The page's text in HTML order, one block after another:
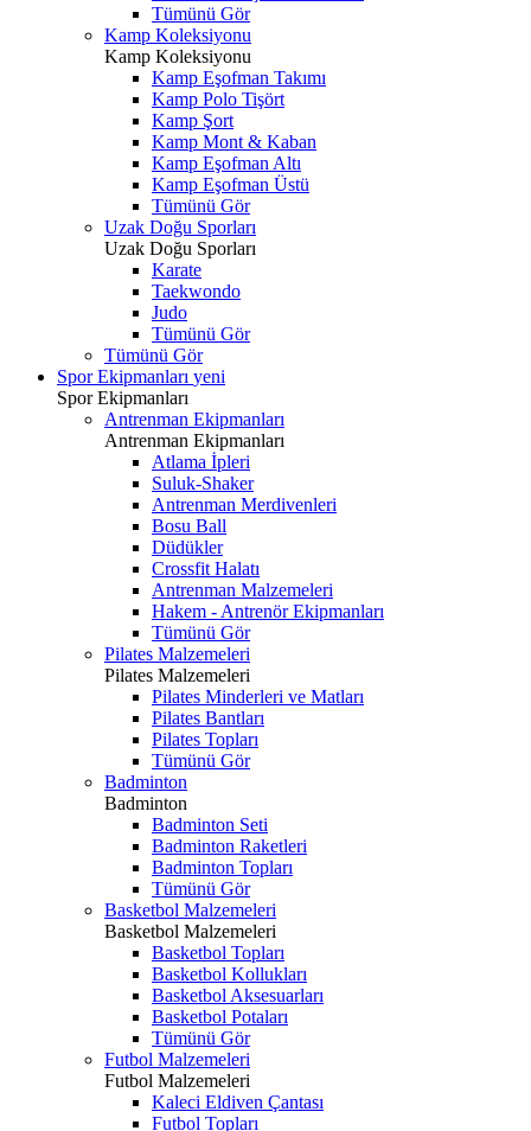
Tümünü Gör
Kamp Koleksiyonu
Kamp Koleksiyonu
Kamp Eşofman Takımı
Kamp Polo Tişört
Kamp Şort
Kamp Mont & Kaban
Kamp Eşofman Altı
Kamp Eşofman Üstü
Tümünü Gör
Uzak Doğu Sporları
Uzak Doğu Sporları
Karate
Taekwondo
Judo
Tümünü Gör
Tümünü Gör
Spor Ekipmanları yeni
Spor Ekipmanları
Antrenman Ekipmanları
Antrenman Ekipmanları
Atlama İpleri
Suluk-Shaker
Antrenman Merdivenleri
Bosu Ball
Düdükler
Crossfit Halatı
Antrenman Malzemeleri
Hakem - Antrenör Ekipmanları
Tümünü Gör
Pilates Malzemeleri
Pilates Malzemeleri
Pilates Minderleri ve Matları
Pilates Bantları
Pilates Topları
Tümünü Gör
Badminton
Badminton
Badminton Seti
Badminton Raketleri
Badminton Topları
Tümünü Gör
Basketbol Malzemeleri
Basketbol Malzemeleri
Basketbol Topları
Basketbol Kollukları
Basketbol Aksesuarları
Basketbol Potaları
Tümünü Gör
Futbol Malzemeleri
Futbol Malzemeleri
Kaleci Eldiven Çantası
Futbol Topları